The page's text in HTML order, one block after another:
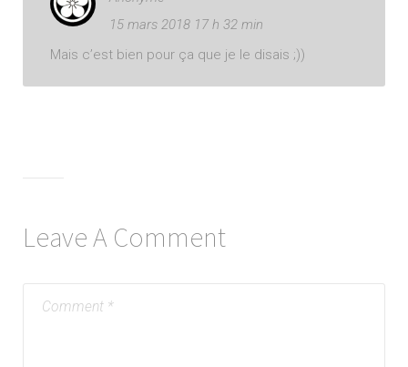
15 mars 2018 17 h 32 min
Mais c’est bien pour ça que je le disais ;))
Leave A Comment